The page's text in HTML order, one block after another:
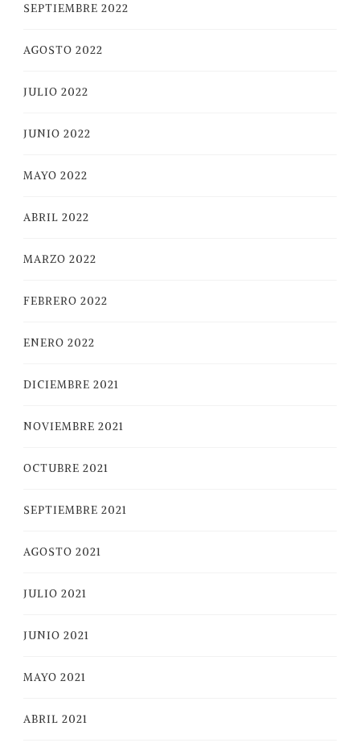
SEPTIEMBRE 2022
AGOSTO 2022
JULIO 2022
JUNIO 2022
MAYO 2022
ABRIL 2022
MARZO 2022
FEBRERO 2022
ENERO 2022
DICIEMBRE 2021
NOVIEMBRE 2021
OCTUBRE 2021
SEPTIEMBRE 2021
AGOSTO 2021
JULIO 2021
JUNIO 2021
MAYO 2021
ABRIL 2021